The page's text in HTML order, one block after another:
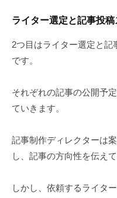
ライター選定と記事投
2つ目はライター選定と
です。
それぞれの記事の公開予
ていきます。
記事制作ディレクターは
し、記事の方向性を伝え
しかし、依頼するライタ